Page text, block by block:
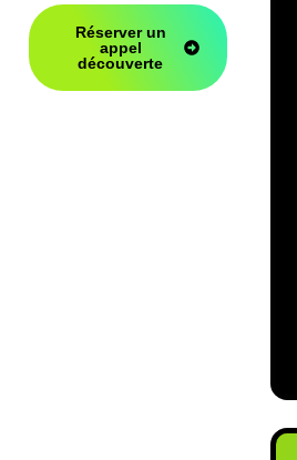
Réserver un
appel
découverte